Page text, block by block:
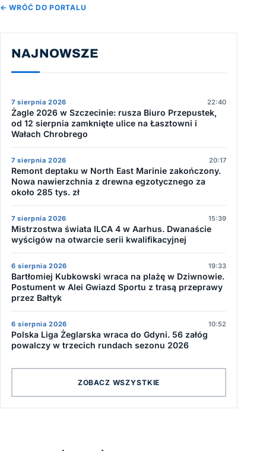
← WRÓĆ DO PORTALU
NAJNOWSZE
7 sierpnia 2026 22:40
Żagle 2026 w Szczecinie: rusza Biuro Przepustek,
od 12 sierpnia zamknięte ulice na Łasztowni i
Wałach Chrobrego
7 sierpnia 2026 20:17
Remont deptaku w North East Marinie zakończony.
Nowa nawierzchnia z drewna egzotycznego za
około 285 tys. zł
7 sierpnia 2026 15:39
Mistrzostwa świata ILCA 4 w Aarhus. Dwanaście
wyścigów na otwarcie serii kwalifikacyjnej
6 sierpnia 2026 19:33
Bartłomiej Kubkowski wraca na plażę w Dziwnowie.
Postument w Alei Gwiazd Sportu z trasą przeprawy
przez Bałtyk
6 sierpnia 2026 10:52
Polska Liga Żeglarska wraca do Gdyni. 56 załóg
powalczy w trzecich rundach sezonu 2026
ZOBACZ WSZYSTKIE